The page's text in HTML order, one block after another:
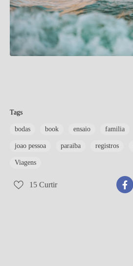
Tags
bodas book ensaio familia
joao pessoa paraiba registros
Viagens
15 Curtir